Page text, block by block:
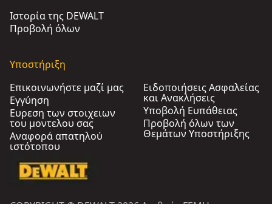
Ιστορία της DEWALT
Προβολή όλων
Υποστήριξη
Επικοινωνήστε μαζί μας
Εγγύηση
Ευρεση των στοιχειων
του μοντελου σας
Αναφορά απατηλού
ιστότοπου
Ειδοποιήσεις Ασφαλείας
και Ανακλήσεις
Υποβολή Ευπάθειας
Προβολή όλων των
Θεμάτων Υποστήριξης